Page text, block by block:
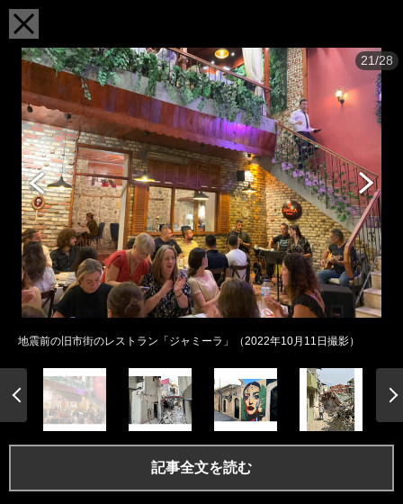
21/28
地震前の旧市街のレストラン「ジャミーラ」（2022年10月11日撮影）
記事全文を読む